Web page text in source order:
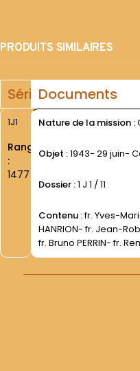
PRODUITS SIMILAIRES
SérieDocuments
1J1
Rang
:
1477
Nature de la mission :
Objet :1943- 29 juin-
Dossier :1 J 1 / 11
Contenu :fr. Yves-Marie BESCOND- fr. Barthélémy
HANRION- fr. Jean-
fr. Bruno PERRIN- fr.